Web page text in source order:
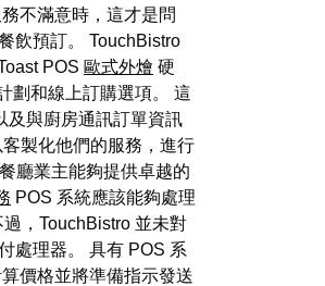
不滿意時，這才是問
飲預訂。 TouchBistro
POS 歐式外燴 硬
劃和線上訂購選項。 這
及與廚房通訊訂單資訊
製化他們的服務，進行
廳業主能夠提供卓越的
POS 系統應該能夠處理
，TouchBistro 並未對
處理器。 具有 POS 系
價格並將準備指示發送